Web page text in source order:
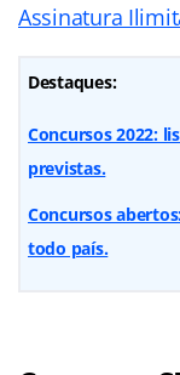
Assinatura
Destaques:
Concursos 2022:
previstas.
Concursos
todo país.